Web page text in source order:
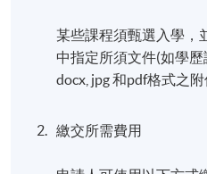
某些課程須甄選入學，
中指定所須文件(如學
docx, jpg 和pdf格式之附
繳交所需費用